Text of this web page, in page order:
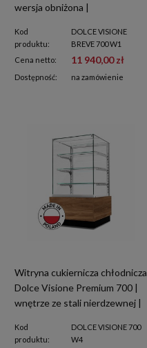
wersja obniżona |
Kod
produktu:
DOLCE VISIONE
BREVE 700 W1
Cena netto:
11 940,00 zł
Dostępność: na zamówienie
Witryna cukiernicza chłodnicza
Dolce Visione Premium 700 |
wnętrze ze stali nierdzewnej |
Kod
produktu:
DOLCE VISIONE 700
W4